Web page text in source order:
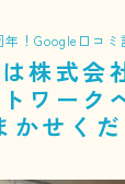
年！Google口コミ
株式会
トワーク
かせく